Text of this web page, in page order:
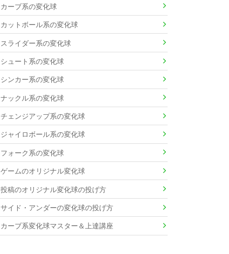
カーブ系の変化球
カットボール系の変化球
スライダー系の変化球
シュート系の変化球
シンカー系の変化球
ナックル系の変化球
チェンジアップ系の変化球
ジャイロボール系の変化球
フォーク系の変化球
ゲームのオリジナル変化球
投稿のオリジナル変化球の投げ方
サイド・アンダーの変化球の投げ方
カーブ系変化球マスター＆上達講座